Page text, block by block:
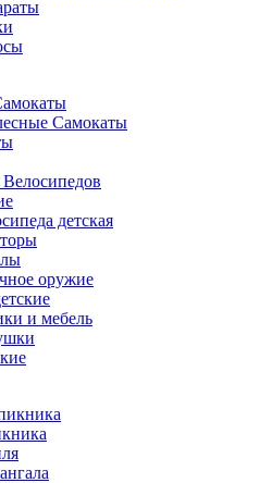
Самокаты
детская
оружие
и мебель